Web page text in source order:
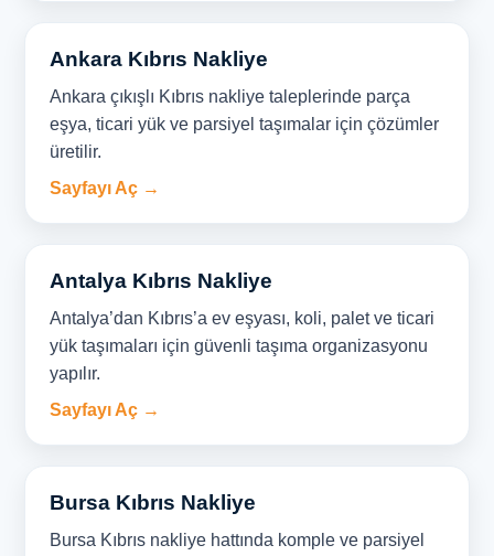
Ankara Kıbrıs Nakliye
Ankara çıkışlı Kıbrıs nakliye taleplerinde parça
eşya, ticari yük ve parsiyel taşımalar için çözümler
üretilir.
Sayfayı Aç →
Antalya Kıbrıs Nakliye
Antalya’dan Kıbrıs’a ev eşyası, koli, palet ve ticari
yük taşımaları için güvenli taşıma organizasyonu
yapılır.
Sayfayı Aç →
Bursa Kıbrıs Nakliye
Bursa Kıbrıs nakliye hattında komple ve parsiyel